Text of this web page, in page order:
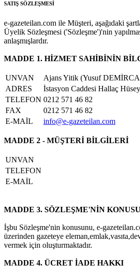
SATIŞ SÖZLEŞMESİ
e-gazeteilan.com ile Müşteri, aşağıdaki
Üyelik Sözleşmesi ('Sözleşme')'nin
anlaşmışlardır.
MADDE 1. HİZMET SAHİBİNİN
UNVAN
Ajans Yitik (Yusuf
ADRES
İstasyon Caddesi Hallaç
TELEFON 0212 571 46 82
FAX
0212 571 46 82
E-MAİL
info@e-gazeteilan.com
MADDE 2 - MÜŞTERİ BİLGİLERİ
UNVAN
TELEFON
E-MAİL
MADDE 3. SÖZLEŞME'NİN KONUSU
İşbu Sözleşme'nin konusunu, e-
üzerinden gazeteye
vermek için oluşturmaktadır.
MADDE 4. ÜCRET İADE HAKKI